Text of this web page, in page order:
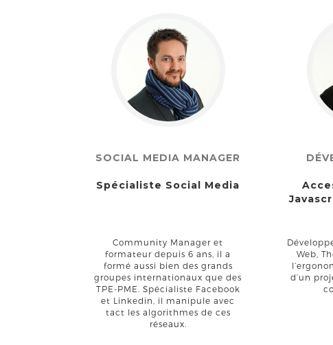
SOCIAL MEDIA MANAGER
Spécialiste Social Media
Community Manager et
formateur depuis 6 ans, il a
formé aussi bien des grands
groupes internationaux que des
TPE-PME. Spécialiste Facebook
et Linkedin, il manipule avec
tact les algorithmes de ces
réseaux.
Web,
d’un